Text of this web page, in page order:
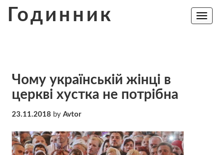
Годинник
Toggle
Чому українській жінці в
церкві хустка не потрібна
23.11.2018 by Avtor